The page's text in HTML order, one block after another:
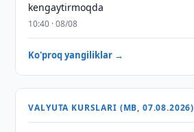
kengaytirmoqda
10:40 · 08/08
Ko'proq yangiliklar →
VALYUTA KURSLARI (MB, 07.08.2026)